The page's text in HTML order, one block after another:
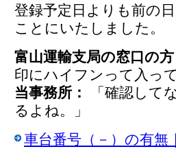
登録予定日よりも前の
ことにいたしました。
富山運輸支局の窓口の方
印にハイフンって入っ
当事務所：
「確認して
るよね。」
車台番号（－）の有無